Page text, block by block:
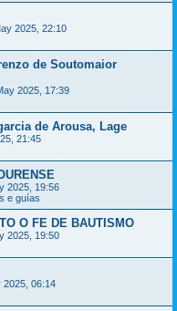
2025, 22:10
de Soutomaior
2025, 17:39
de Arousa, Lage
21:45
2025, 19:56
e guías
O FE DE BAUTISMO
2025, 19:50
2025, 06:14